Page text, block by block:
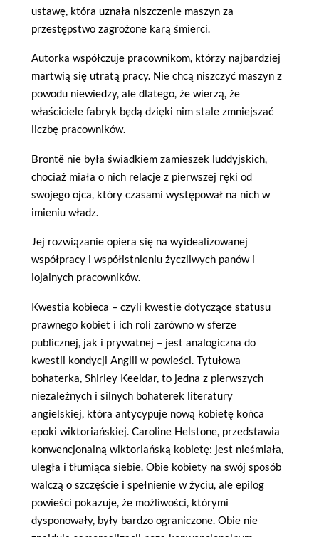
ustawę, która uznała niszczenie maszyn za
przestępstwo zagrożone karą śmierci.
Autorka współczuje pracownikom, którzy najbardziej
martwią się utratą pracy. Nie chcą niszczyć maszyn z
powodu niewiedzy, ale dlatego, że wierzą, że
właściciele fabryk będą dzięki nim stale zmniejszać
liczbę pracowników.
Brontë nie była świadkiem zamieszek luddyjskich,
chociaż miała o nich relacje z pierwszej ręki od
swojego ojca, który czasami występował na nich w
imieniu władz.
Jej rozwiązanie opiera się na wyidealizowanej
współpracy i współistnieniu życzliwych panów i
lojalnych pracowników.
Kwestia kobieca – czyli kwestie dotyczące statusu
prawnego kobiet i ich roli zarówno w sferze
publicznej, jak i prywatnej – jest analogiczna do
kwestii kondycji Anglii w powieści. Tytułowa
bohaterka, Shirley Keeldar, to jedna z pierwszych
niezależnych i silnych bohaterek literatury
angielskiej, która antycypuje nową kobietę końca
epoki wiktoriańskiej. Caroline Helstone, przedstawia
konwencjonalną wiktoriańską kobietę: jest nieśmiała,
uległa i tłumiąca siebie. Obie kobiety na swój sposób
walczą o szczęście i spełnienie w życiu, ale epilog
powieści pokazuje, że możliwości, którymi
dysponowały, były bardzo ograniczone. Obie nie